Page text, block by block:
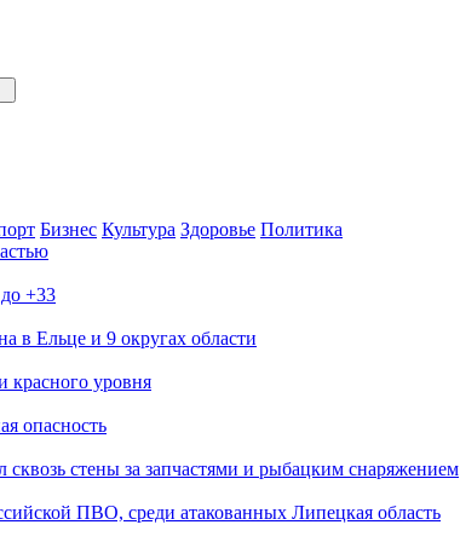
Бизнес Культура Здоровье Политика
+33
в Ельце и 9 округах области
красного уровня
опасность
стены за запчастями и рыбацким снаряжением
ПВО, среди атакованных Липецкая область